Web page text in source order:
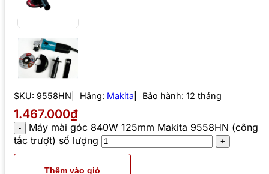
SKU: 9558HN Hãng: Makita Bảo hành: 12 tháng
1.467.000₫
Máy mài góc 840W 125mm Makita 9558HN (công
tắc trượt) số lượng
Thêm vào giỏ